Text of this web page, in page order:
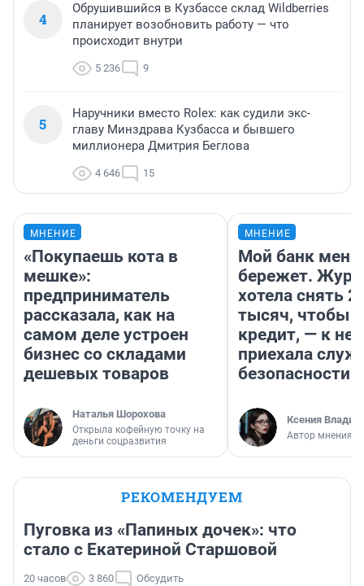
4
Обрушившийся в Кузбассе склад Wildberries
планирует возобновить работу — что
происходит внутри
5 236 9
5
Наручники вместо Rolex: как судили экс-
главу Минздрава Кузбасса и бывшего
миллионера Дмитрия Беглова
4 646 15
МНЕНИЕ
«Покупаешь кота в
мешке»:
предприниматель
рассказала, как на
самом деле устроен
бизнес со складами
дешевых товаров
Наталья Шорохова
Открыла кофейную точку на
деньги соцразвития
МНЕНИЕ
Мой банк меня
бережет.
хотела снять
тысяч, чтобы
кредит, — к
приехала
безопасности
Ксения
Автор мнения
РЕКОМЕНДУЕМ
Пуговка из «Папиных дочек»: что
стало с Екатериной Старшовой
20 часов 3 860 Обсудить